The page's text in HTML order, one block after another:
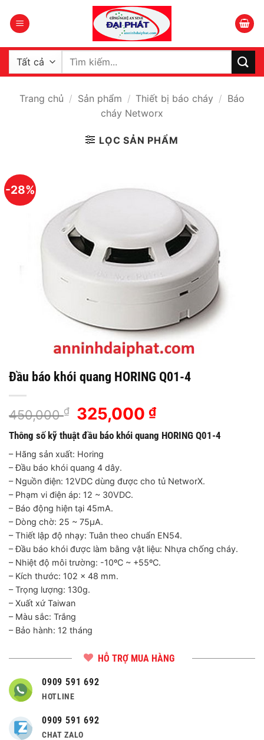
qua
dung
Tìm
Trang chủ / Sản phẩm / Thiết bị báo cháy / Báo
cháy Networx
LỌC SẢN PHẨM
-28%
Đầu báo khói quang HORING Q01-4
450,000₫
Giá
gốc
là:
450,000 ₫.
325,000₫Giá
tại
Thông số kỹ thuật đầu báo khói quang HORING Q01-4
– Hãng sản xuất: Horing
– Đầu báo khói quang 4 dây.
– Nguồn điện: 12VDC dùng được cho tủ NetworX.
– Phạm vi điện áp: 12 ~ 30VDC.
– Báo động hiện tại 45mA.
– Dòng chờ: 25 ~ 75μA.
– Thiết lập độ nhạy: Tuân theo chuẩn EN54.
– Đầu báo khói được làm bằng vật liệu: Nhựa chống cháy.
– Nhiệt độ môi trường: -10ºC ~ +55ºC.
– Kích thước: 102 x 48 mm.
– Trọng lượng: 130g.
– Xuất xứ Taiwan
– Màu sắc: Trắng
– Bảo hành: 12 tháng
HỖ TRỢ MUA HÀNG
0909 591 692
HOTLINE
0909 591 692
CHAT ZALO